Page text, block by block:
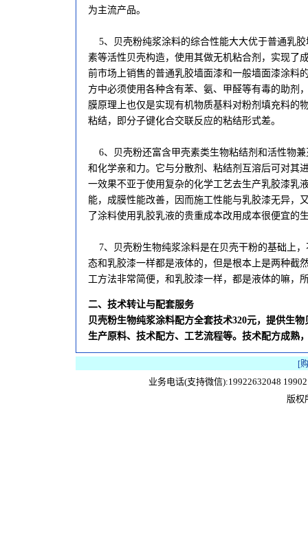
为主流产品。
5、贝壳粉纯浆涂料的综合性能大大优于普通乳
素等活性贝壳构造，使用其做无机粘合剂，实现了
前市场上销售的普通乳胶墙面漆和一般墙面漆涂料
方中必须使用各种含有苯、氨、甲醛等有毒的助剂
膜原理上也仅是实现有机物质基料对粉剂填充料的
粘结，即分子键化合交联反应的粘结形式差。
6、贝壳粉还富含甲壳素类生物粘结剂和活性物
和化学亲和力。它与分散剂、粘结剂互溶后可对其
一效果不亚于使用复杂的化学工艺去生产乳胶漆乳
能，成膜性能改善，因而施工性能与乳胶漆无异，
了涂料使用乳胶乳液的贵重成本改用成本很便宜的
7、贝壳粉生物纯浆涂料是在贝壳干粉的基础上
态和乳胶漆一样都是液体的，但是根本上是两种截
工方法非常简便，和乳胶漆一样，都是液体的嘛，
二、技术转让与配套服务
贝壳粉生物纯浆涂料配方全套技术320元，提供生
生产原料、技术配方、工艺流程等。技术配方成熟
[
业务电话(支持微信):19922632048
版权